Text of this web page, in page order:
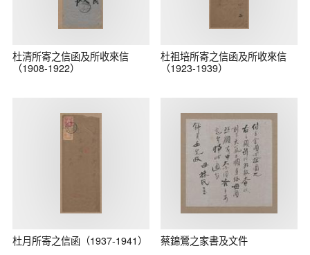
杜清所寄之信函及所收來信
（1908-1922）
杜祖培所寄之信函及所收來信
（1923-1939）
杜月所寄之信函（1937-1941） 蔡錦鶯之家書及文件